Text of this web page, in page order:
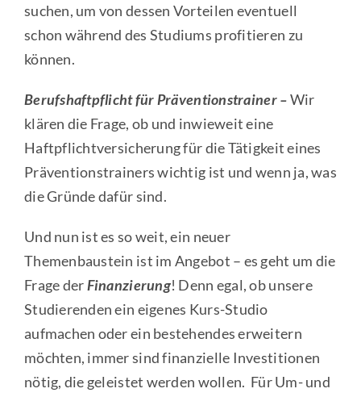
suchen, um von dessen Vorteilen eventuell
schon während des Studiums profitieren zu
können.
Berufshaftpflicht für Präventionstrainer –Wir
klären die Frage, ob und inwieweit eine
Haftpflichtversicherung für die Tätigkeit eines
Präventionstrainers wichtig ist und wenn ja, was
die Gründe dafür sind.
Und nun ist es so weit, ein neuer
Themenbaustein ist im Angebot – es geht um die
Frage derFinanzierung! Denn egal, ob unsere
Studierenden ein eigenes Kurs-Studio
aufmachen oder ein bestehendes erweitern
möchten, immer sind finanzielle Investitionen
nötig, die geleistet werden wollen. Für Um- und